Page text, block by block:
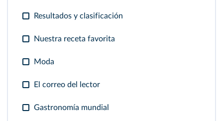
Resultados y clasificación
Nuestra receta favorita
Moda
El correo del lector
Gastronomía mundial